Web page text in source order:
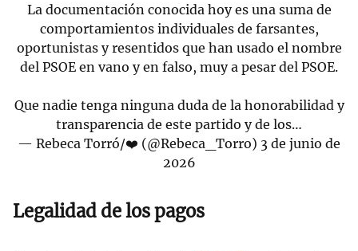
La documentación conocida hoy es una suma de
comportamientos individuales de farsantes,
oportunistas y resentidos que han usado el nombre
del PSOE en vano y en falso, muy a pesar del PSOE.
Que nadie tenga ninguna duda de la honorabilidad y
transparencia de este partido y de los…
— Rebeca Torró/❤️ (@Rebeca_Torro) 3 de junio de
2026
Legalidad de los pagos